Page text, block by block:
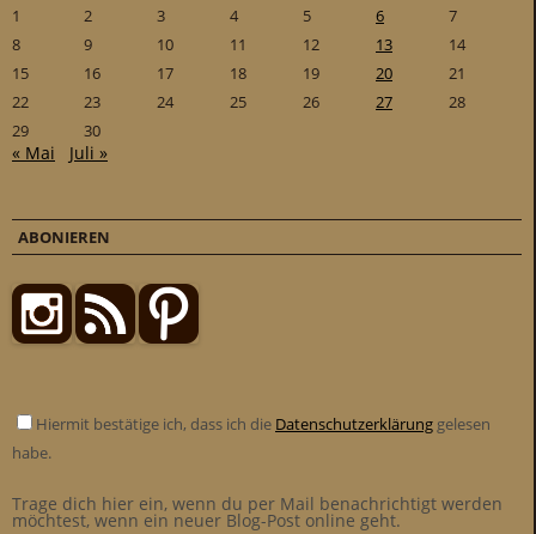
1
2 3 4 5 6
7
8
9 10 11 12 13
14
15
16 17 18 19 20
21
22
23 24 25 26 27
28
29
30
« Mai Juli »
ABONIEREN
Hiermit bestätige ich, dass ich die Datenschutzerklärung gelesen
habe.
Trage dich hier ein, wenn du per Mail benachrichtigt werden
möchtest, wenn ein neuer Blog-Post online geht.